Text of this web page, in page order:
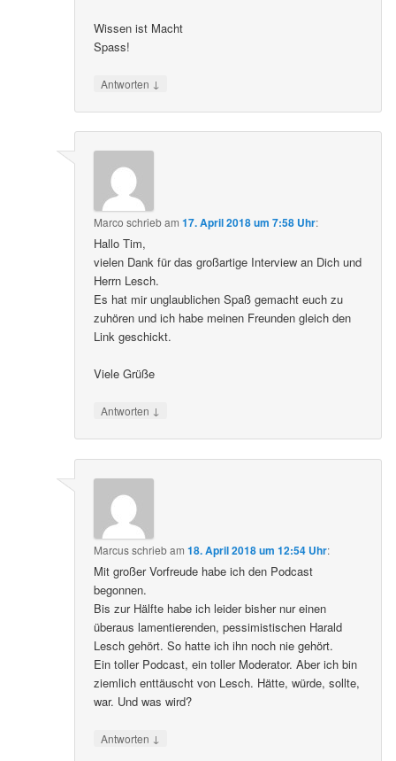
Wissen ist Macht
Spass!
Antworten ↓
Marco schriebam17. April 2018 um 7:58 Uhr:
Hallo Tim,
vielen Dank für das großartige Interview an Dich und
Herrn Lesch.
Es hat mir unglaublichen Spaß gemacht euch zu
zuhören und ich habe meinen Freunden gleich den
Link geschickt.
Viele Grüße
Antworten ↓
Marcusschriebam18. April 2018 um 12:54 Uhr:
Mit großer Vorfreude habe ich den Podcast
begonnen.
Bis zur Hälfte habe ich leider bisher nur einen
überaus lamentierenden, pessimistischen Harald
Lesch gehört. So hatte ich ihn noch nie gehört.
Ein toller Podcast, ein toller Moderator. Aber ich bin
ziemlich enttäuscht von Lesch. Hätte, würde, sollte,
war. Und was wird?
Antworten ↓